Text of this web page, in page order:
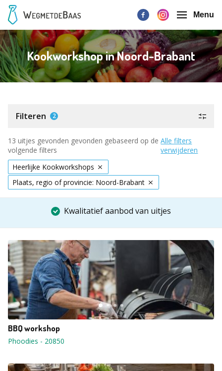
Menu
Kookworkshop in Noord-Brabant
Filteren 2
13 uitjes gevonden gevonden gebaseerd op de
volgende filters
Alle filters
verwijderen
Heerlijke Kookworkshops
Plaats, regio of provincie: Noord-Brabant
Kwalitatief aanbod van uitjes
BBQ workshop
Phoodies - 20850